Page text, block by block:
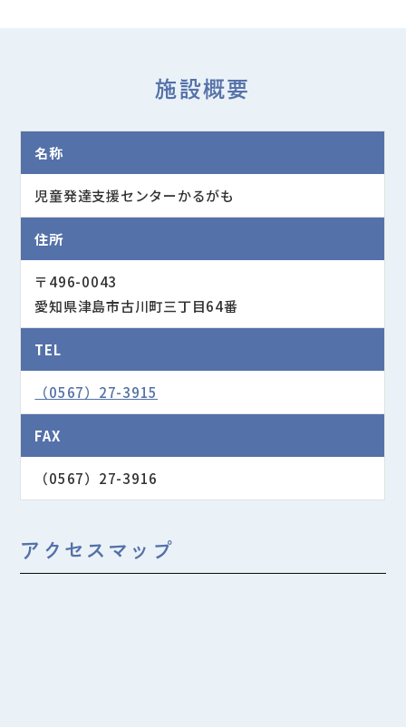
施設概要
名称
児童発達支援センターかるがも
住所
〒496-0043
愛知県津島市古川町三丁目64番
TEL
（0567）27-3915
FAX
（0567）27-3916
アクセスマップ